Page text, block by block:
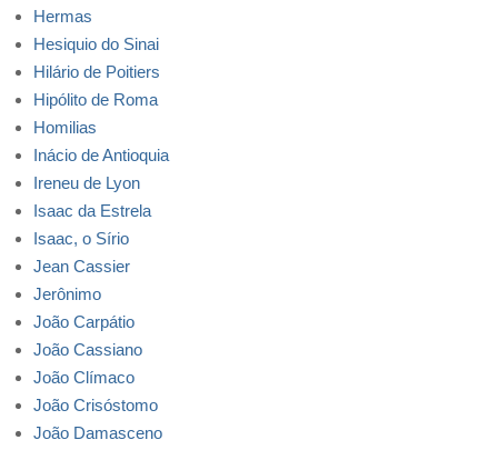
Hermas
Hesiquio do Sinai
Hilário de Poitiers
Hipólito de Roma
Homilias
Inácio de Antioquia
Ireneu de Lyon
Isaac da Estrela
Isaac, o Sírio
Jean Cassier
Jerônimo
João Carpátio
João Cassiano
João Clímaco
João Crisóstomo
João Damasceno